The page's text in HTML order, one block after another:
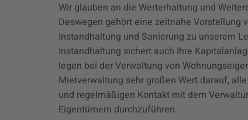
Wir glauben an die Werterhaltung und
Deswegen gehört eine zeitnahe Vorstellung
Instandhaltung und Sanierung zu unserem
Instandhaltung sichert auch Ihre
legen bei der Verwaltung von
Mietverwaltung sehr großen Wert darauf,
und regelmäßigen Kontakt mit dem
Eigentümern durchzuführen.